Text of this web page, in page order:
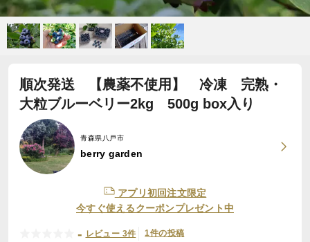
順次発送 【農薬不使用】 冷凍 完熟・
大粒ブルーベリー2kg 500g box入り
青森県八戸市
berry garden
アプリ初回注文限定
今すぐ使えるクーポンプレゼント中
- レビュー 3件 1件の投稿